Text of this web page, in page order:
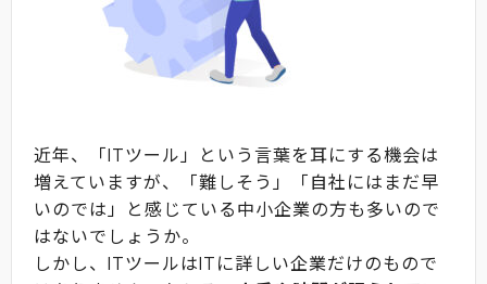
近年、「ITツール」という言葉を耳にする機会は
増えていますが、「難しそう」「自社にはまだ早
いのでは」と感じている中小企業の方も多いので
はないでしょうか。
しかし、ITツールはITに詳しい企業だけのもので